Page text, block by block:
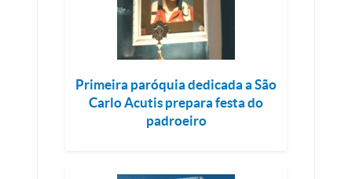
Primeira paróquia dedicada a São
Carlo Acutis prepara festa do
padroeiro